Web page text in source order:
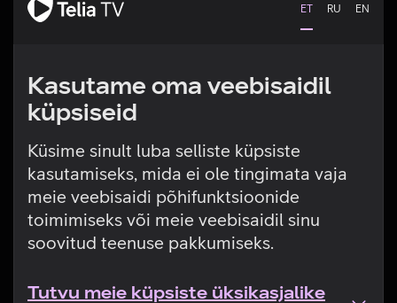
ET RU EN
Kasutame oma veebisaidil
küpsiseid
Küsime sinult luba selliste küpsiste
kasutamiseks, mida ei ole tingimata vaja
meie veebisaidi põhifunktsioonide
toimimiseks või meie veebisaidil sinu
soovitud teenuse pakkumiseks.
Tutvu meie küpsiste üksikasjalike
Tehniline viga